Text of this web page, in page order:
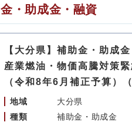
金・助成金・融資
【大分県】補助金・助成
産業燃油・物価高騰対策
（令和8年6月補正予算）
地域
大分県
種類
補助金・助成金